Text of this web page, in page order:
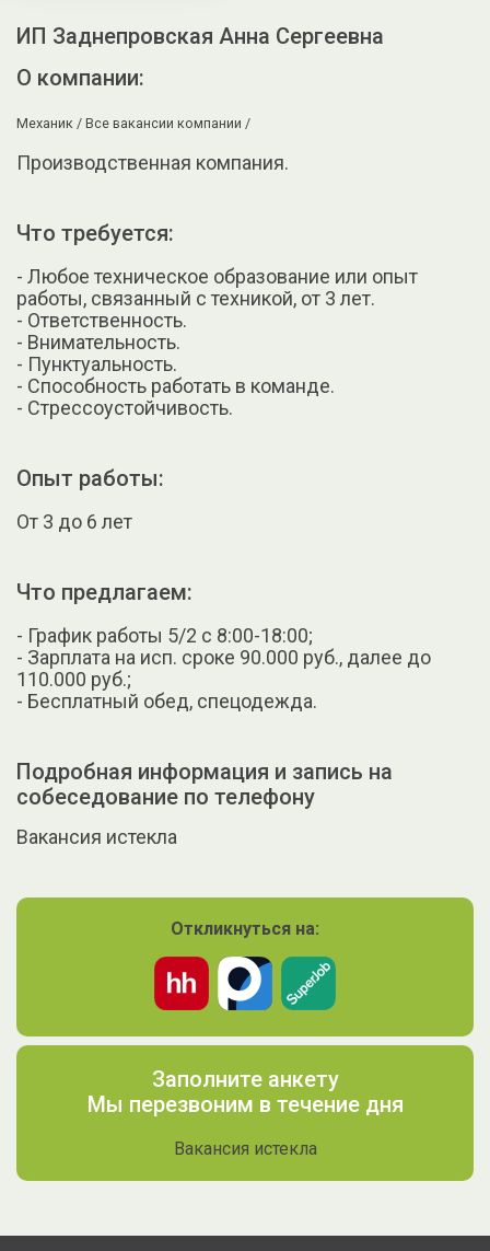
ИП Заднепровская Анна Сергеевна
О компании:
Механик / Все вакансии компании /
Производственная компания.
Что требуется:
- Любое техническое образование или опыт
работы, связанный с техникой, от 3 лет.
- Ответственность.
- Внимательность.
- Пунктуальность.
- Способность работать в команде.
- Стрессоустойчивость.
Опыт работы:
От 3 до 6 лет
Что предлагаем:
- График работы 5/2 с 8:00-18:00;
- Зарплата на исп. сроке 90.000 руб., далее до
110.000 руб.;
- Бесплатный обед, спецодежда.
Подробная информация и запись на
собеседование по телефону
Вакансия истекла
Откликнуться на:
Заполните анкету
Мы перезвоним в течение дня
Вакансия истекла